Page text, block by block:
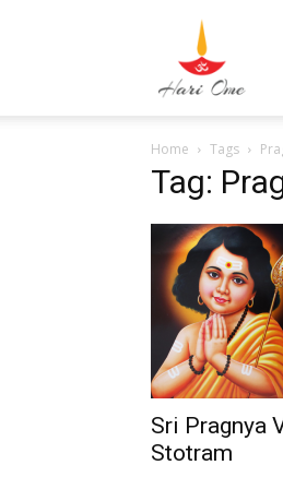
Home Tags
Tag:
Sri Pragnya
Stotram